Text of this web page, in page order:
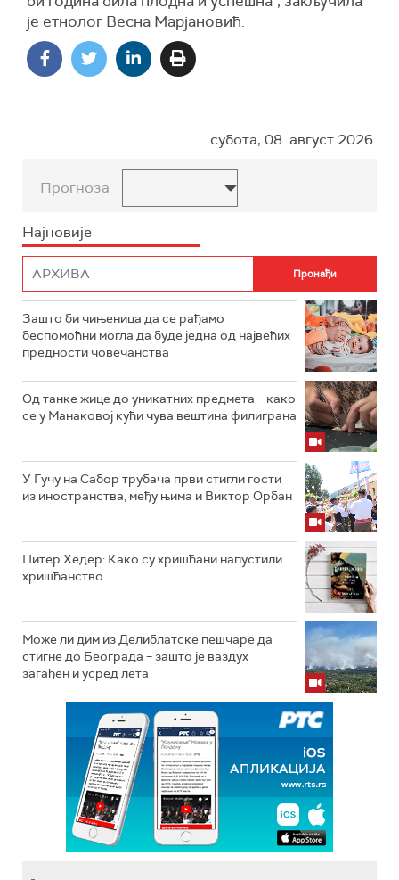
је етнолог Весна Марјановић.
субота, 08. август 2026.
Прогноза
Најновије
Зашто би чињеница да се рађамо
беспомоћни могла да буде једна од највећих
предности човечанства
Од танке жице до уникатних предмета – како
се у Манаковој кући чува вештина филиграна
У Гучу на Сабор трубача први стигли гости
из иностранства, међу њима и Виктор Орбан
Питер Хедер: Како су хришћани напустили
хришћанство
Може ли дим из Делиблатске пешчаре да
стигне до Београда – зашто је ваздух
загађен и усред лета